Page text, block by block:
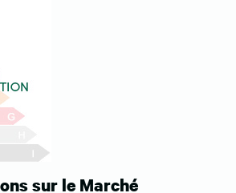
sur le Marché